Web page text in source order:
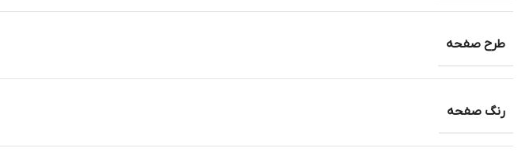
طرح صفحه
رنگ صفحه